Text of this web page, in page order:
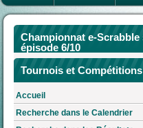
Championnat e-Scrabble
épisode 6/10
Tournois et Compétitions
Accueil
Recherche dans le Calendrier